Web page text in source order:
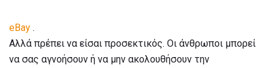
eBay .
Αλλά πρέπει να είσαι προσεκτικός. Οι άνθρωποι μπορεί
να σας αγνοήσουν ή να μην ακολουθήσουν την